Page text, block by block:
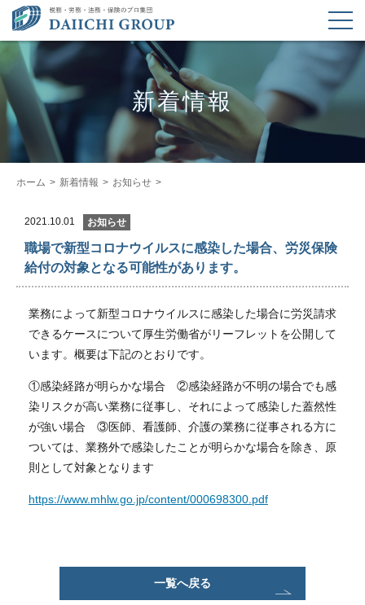
新着情報
ホーム 新着情報 お知らせ
2021.10.01 お知らせ
職場で新型コロナウイルスに感染した場合、労災保険
給付の対象となる可能性があります。
業務によって新型コロナウイルスに感染した場合に労災請求
できるケースについて厚生労働省がリーフレットを公開して
います。概要は下記のとおりです。
①感染経路が明らかな場合 ②感染経路が不明の場合でも感
染リスクが高い業務に従事し、それによって感染した蓋然性
が強い場合 ③医師、看護師、介護の業務に従事される方に
ついては、業務外で感染したことが明らかな場合を除き、原
則として対象となります
https://www.mhlw.go.jp/content/000698300.pdf
一覧へ戻る